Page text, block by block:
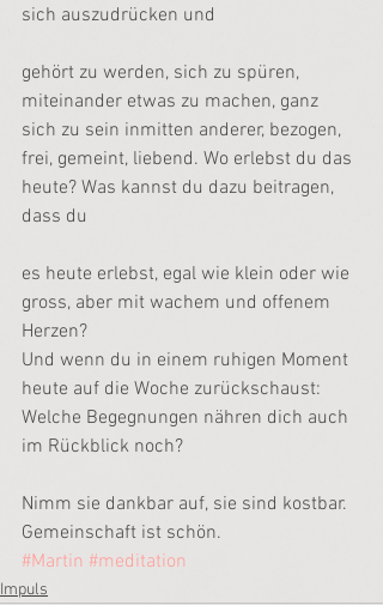
sich auszudrücken und
gehört zu werden, sich zu spüren,
miteinander etwas zu machen, ganz
sich zu sein inmitten anderer, bezogen,
frei, gemeint, liebend. Wo erlebst du das
heute? Was kannst du dazu beitragen,
dass du
es heute erlebst, egal wie klein oder wie
gross, aber mit wachem und offenem
Herzen?
Und wenn du in einem ruhigen Moment
heute auf die Woche zurückschaust:
Welche Begegnungen nähren dich auch
im Rückblick noch?
Nimm sie dankbar auf, sie sind kostbar.
Gemeinschaft ist schön.
#Martin #meditation
Impuls